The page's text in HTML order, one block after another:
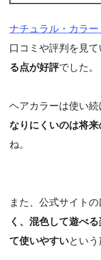
ナチュラル・カラー
口コミや評判を見て
る点が好評でした。
ヘアカラーは使い続
なりにくいのは将
ね。
また、公式サイト
く、混色して遊べ
て使いやすいという